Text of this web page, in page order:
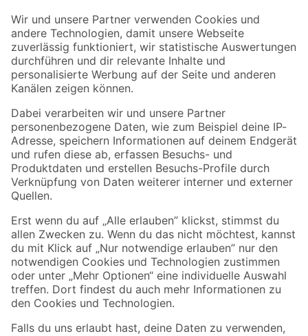
Der toom Newsletter: Keine Angebote und Aktionen mehr verpassen!
Zur Newsletter Anmeldung
Folge uns
Zahlungsarten Versandarten
Sicher einkaufen
Jetzt die toom-App herunterladen